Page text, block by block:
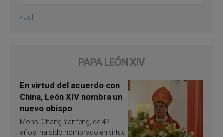
« Jul
PAPA LEÓN XIV
En virtud del acuerdo con
China, León XIV nombra un
nuevo obispo
Mons. Chang Yanfeng, de 42
años, ha sido nombrado en virtud